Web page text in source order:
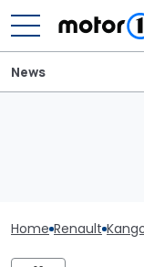
News
Home Renault